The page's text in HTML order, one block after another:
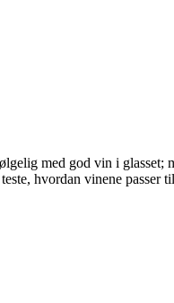
med god vin i
hvordan vinene passer